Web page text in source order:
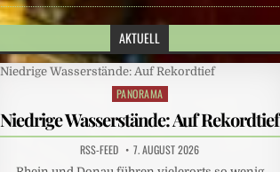
AKTUELL
Posted
PANORAMA
Niedrige Wasserstände: Auf Rekordtief
RSS-FEED 7. AUGUST 2026